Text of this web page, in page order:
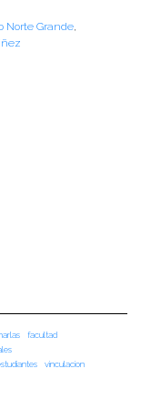
Norte Grande,
facultad
vinculacion